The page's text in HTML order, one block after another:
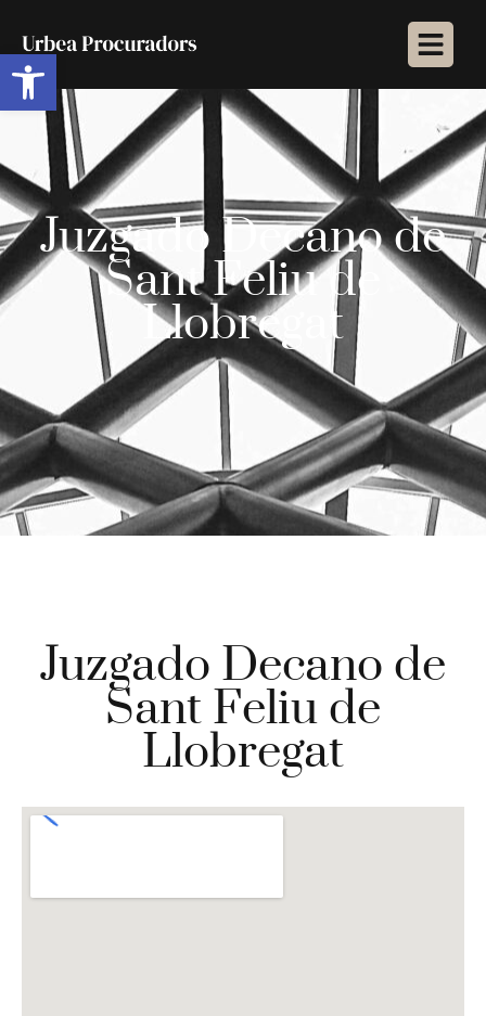
Abrir barra de herramientas
Juzgado Decano de
Sant Feliu de
Llobregat
Juzgado Decano de
Sant Feliu de
Llobregat